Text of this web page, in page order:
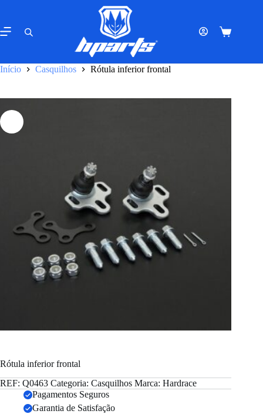
o
conteúdo
Carrinho
Início
Casquilhos Rótula inferior frontal
Rótula inferior frontal
REF: Q0463 Categoria: Casquilhos Marca: Hardrace
Pagamentos Seguros
Garantia de Satisfação